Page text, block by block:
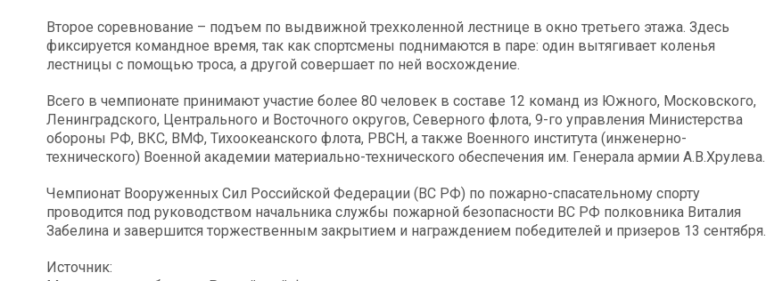
Второе соревнование – подъем по выдвижной трехколенной лестнице в окно третьего этажа. Здесь
фиксируется командное время, так как спортсмены поднимаются в паре: один вытягивает коленья
лестницы с помощью троса, а другой совершает по ней восхождение.
Всего в чемпионате принимают участие более 80 человек в составе 12 команд из Южного, Московского,
Ленинградского, Центрального и Восточного округов, Северного флота, 9-го управления Министерства
обороны РФ, ВКС, ВМФ, Тихоокеанского флота, РВСН, а также Военного института (инженерно-
технического) Военной академии материально-технического обеспечения им. Генерала армии А.В.Хрулева.
Чемпионат Вооруженных Сил Российской Федерации (ВС РФ) по пожарно-спасательному спорту
проводится под руководством начальника службы пожарной безопасности ВС РФ полковника Виталия
Забелина и завершится торжественным закрытием и награждением победителей и призеров 13 сентября.
Источник: